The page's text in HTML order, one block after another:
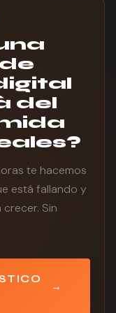
vacías.
del
te hacemos
está fallando y
Sin
→